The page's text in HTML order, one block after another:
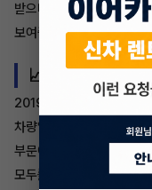
받으며, 사고를 미연에 방
보여줍니다.
📈 종합 평가
2019 볼보 XC60은 전반
차량입니다. 충돌 안전성,
부문에서 높은 점수를 기
모두를 보호할 수 있는 차